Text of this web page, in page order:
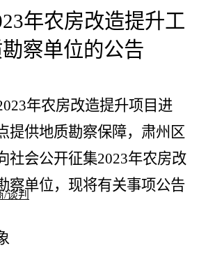
谈判
年农房改造提升工
察单位的公告
年农房改造提升项目进
提供地质勘察保障，肃州区
社会公开征集2023年农房改
察单位，现将有关事项公告